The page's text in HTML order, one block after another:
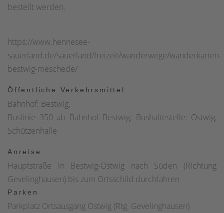
bestellt werden.
https://www.hennesee-
sauerland.de/sauerland/freizeit/wanderwege/wanderkarten-
bestwig-meschede/
Öffentliche Verkehrsmittel
Bahnhof: Bestwig,
Buslinie 350 ab Bahnhof Bestwig; Bushaltestelle: Ostwig,
Schützenhalle
Anreise
Hauptstraße in Bestwig-Ostwig nach Süden (Richtung
Gevelinghausen) bis zum Ortsschild durchfahren
Parken
Parkplatz Ortsausgang Ostwig (Rtg. Gevelinghausen)